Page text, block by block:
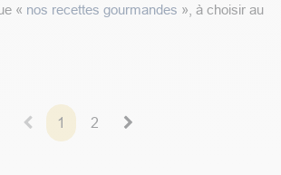
« nos recettes gourmandes », à choisir au
1 2